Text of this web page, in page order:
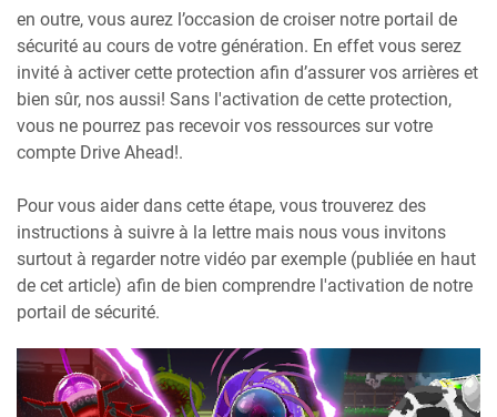
en outre, vous aurez l’occasion de croiser notre portail de
sécurité au cours de votre génération. En effet vous serez
invité à activer cette protection afin d’assurer vos arrières et
bien sûr, nos aussi! Sans l'activation de cette protection,
vous ne pourrez pas recevoir vos ressources sur votre
compte Drive Ahead!.
Pour vous aider dans cette étape, vous trouverez des
instructions à suivre à la lettre mais nous vous invitons
surtout à regarder notre vidéo par exemple (publiée en haut
de cet article) afin de bien comprendre l'activation de notre
portail de sécurité.